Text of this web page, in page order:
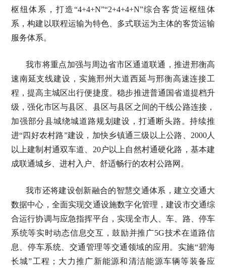
枢纽体系，打造“4+4+N”“2+4+4+N”综合客货运枢纽体
系，构建以联程运输为特色、多式联运为主体的客货运输
服务体系。
我市将重点加强与周边省市区通道联通，推进邢衡高
速南延支线建设，实施邢州大道西延与邢衡高速连接工
程，提高主城区出行便捷度。稳步推进普通国省道提档升
级，强化市区与县区、县区与县区之间的干线公路连接，
加强部分县城绕城道路规划建设，打通断头路。持续推
进“四好农村路”建设，加快乡镇通三级以上公路、2000人
以上建制村通双车道、20户以上自然村通硬化路，基本建
成联通城乡、进村入户、舒适畅行的农村公路网。
我市还将建设创新融合的智慧交通体系，建立交通大
数据中心，全面实现交通设施数字化管理，建设市交通综
合运行协调与应急指挥平台，实现全市人、车、路、停车
系统等实时动态信息交互，鼓励并推广5G技术在道路信
息、停车系统、交通管理等交通领域的应用。实施“碧海
长城”工程；大力推广新能源和清洁能源车辆等装备应